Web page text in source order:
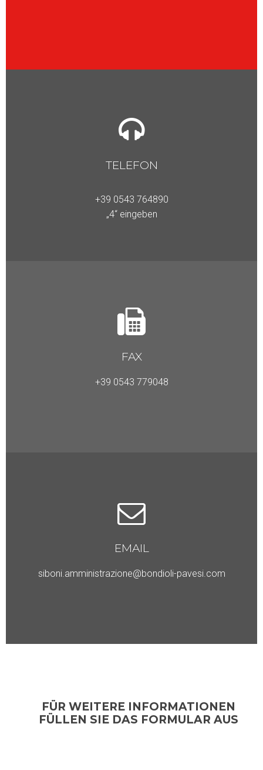
TELEFON
+39 0543 764890
„4“ eingeben
FAX
+39 0543 779048
EMAIL
siboni.amministrazione@bondioli-pavesi.com
FÜR WEITERE INFORMATIONEN
FÜLLEN SIE DAS FORMULAR AUS